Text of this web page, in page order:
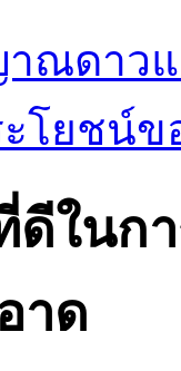
ณดาวแ
โยชน์ข
ดีในก
าด